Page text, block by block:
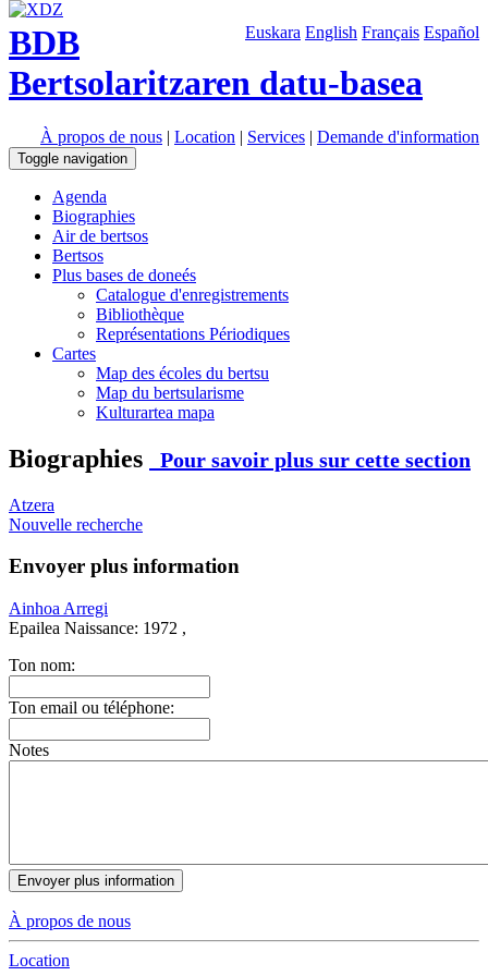
Euskara English Français Español
BDB
Bertsolaritzaren datu-basea
À propos de nous | Location | Services | Demande d'information
Toggle navigation
Agenda
Biographies
Air de bertsos
Bertsos
Plus bases de doneés
Catalogue d'enregistrements
Bibliothèque
Représentations Périodiques
Cartes
Map des écoles du bertsu
Map du bertsularisme
Kulturartea mapa
Biographies Pour savoir plus sur cette section
Atzera
Nouvelle recherche
Envoyer plus information
Ainhoa Arregi
Epailea Naissance: 1972 ,
Ton nom:
Ton email ou téléphone:
Notes
À propos de nous
Location